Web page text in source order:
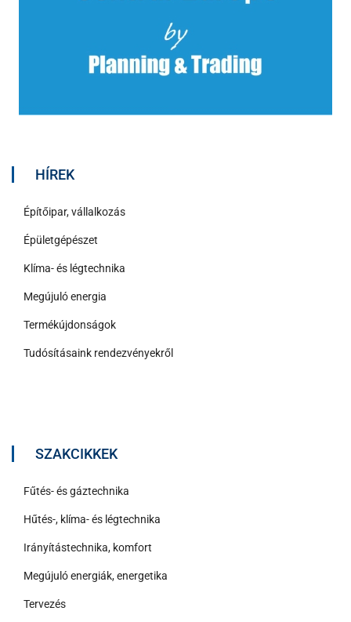
HÍREK
Építőipar, vállalkozás
Épületgépészet
Klíma- és légtechnika
Megújuló energia
Termékújdonságok
Tudósításaink rendezvényekről
SZAKCIKKEK
Fűtés- és gáztechnika
Hűtés-, klíma- és légtechnika
Irányítástechnika, komfort
Megújuló energiák, energetika
Tervezés